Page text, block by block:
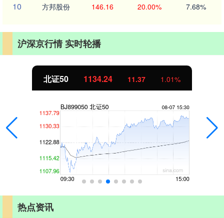
10 方邦股份 146.16 20.00% 7.68%
沪深京行情 实时轮播
北证50 1134.24 11.37 1.01%
热点资讯